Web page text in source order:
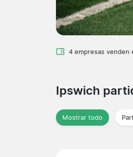
4 empresas venden
Ipswich
Mostrar todo